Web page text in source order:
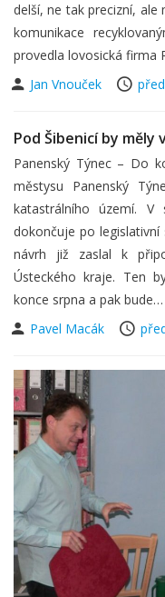
delší, ne tak precizní,
komunikace
provedla lovosická firma
Jan Vnouček
Pod Šibenicí by měly
Panenský Týnec – Do
městysu Panenský
katastrálního území.
dokončuje po
návrh již zaslal k
Ústeckého kraje. Ten
konce srpna a pak bude…
Pavel Macák